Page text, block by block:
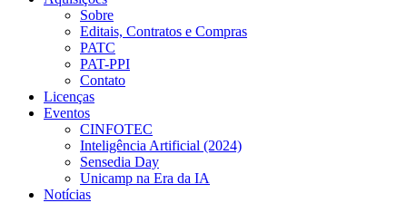
Sobre
Editais, Contratos e Compras
PATC
PAT-PPI
Contato
Licenças
Eventos
CINFOTEC
Inteligência Artificial (2024)
Sensedia Day
Unicamp na Era da IA
Notícias